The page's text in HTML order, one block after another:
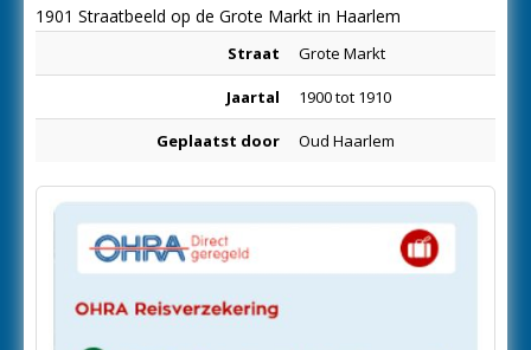
1901 Straatbeeld op de Grote Markt in Haarlem
Straat Grote Markt
Jaartal 1900 tot 1910
Geplaatst door Oud Haarlem